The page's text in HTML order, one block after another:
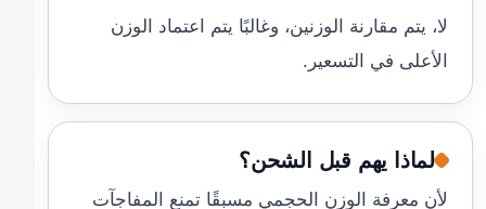
لا، يتم مقارنة الوزنين، وغالبًا يتم اعتماد الوزن
الأعلى في التسعير.
لماذا يهم قبل الشحن؟
لأن معرفة الوزن الحجمي مسبقًا تمنع المفاجآت